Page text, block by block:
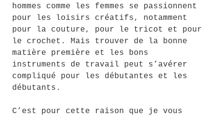
hommes comme les femmes se passionnent
pour les loisirs créatifs, notamment
pour la couture, pour le tricot et pour
le crochet. Mais trouver de la bonne
matière première et les bons
instruments de travail peut s’avérer
compliqué pour les débutantes et les
débutants.
C’est pour cette raison que je vous